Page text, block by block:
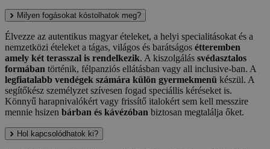
Milyen fogásokat kóstolhatok meg?
Élvezze az autentikus magyar ételeket, a helyi specialitásokat és a
nemzetközi ételeket a tágas, világos és barátságos étteremben
amely két terasszal is rendelkezik. A kiszolgálás svédasztalos
formában történik, félpanziós ellátásban vagy all inclusive-ban. A
legfiatalabb vendégek számára külön gyermekmenü készül. A
segítőkész személyzet szívesen fogad speciállis kéréseket is.
Könnyű harapnivalókért vagy frissítő italokért sem kell messzire
mennie hsizen bárban és kávézóban biztosan megtalálja őket.
Hol kapcsolódhatok ki?